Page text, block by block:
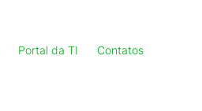
Portal da TI Contatos